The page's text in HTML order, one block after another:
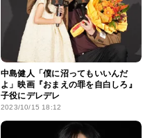
中島健人「僕に沼ってもいいんだ
よ」映画『おまえの罪を自白しろ』
子役にデレデレ
2023/10/15 18:12